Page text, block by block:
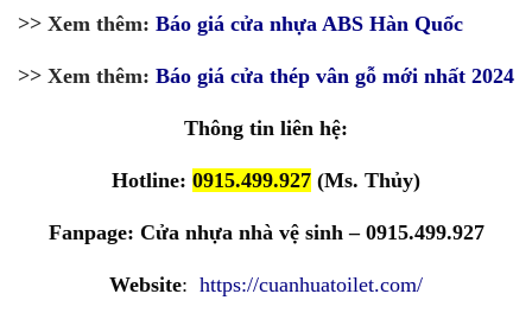
>> Xem thêm: Báo giá cửa nhựa ABS Hàn Quốc
>> Xem thêm: Báo giá cửa thép vân gỗ mới nhất 2024
Thông tin liên hệ:
Hotline: 0915.499.927 (Ms. Thủy)
Fanpage: Cửa nhựa nhà vệ sinh – 0915.499.927
Website: https://cuanhuatoilet.com/